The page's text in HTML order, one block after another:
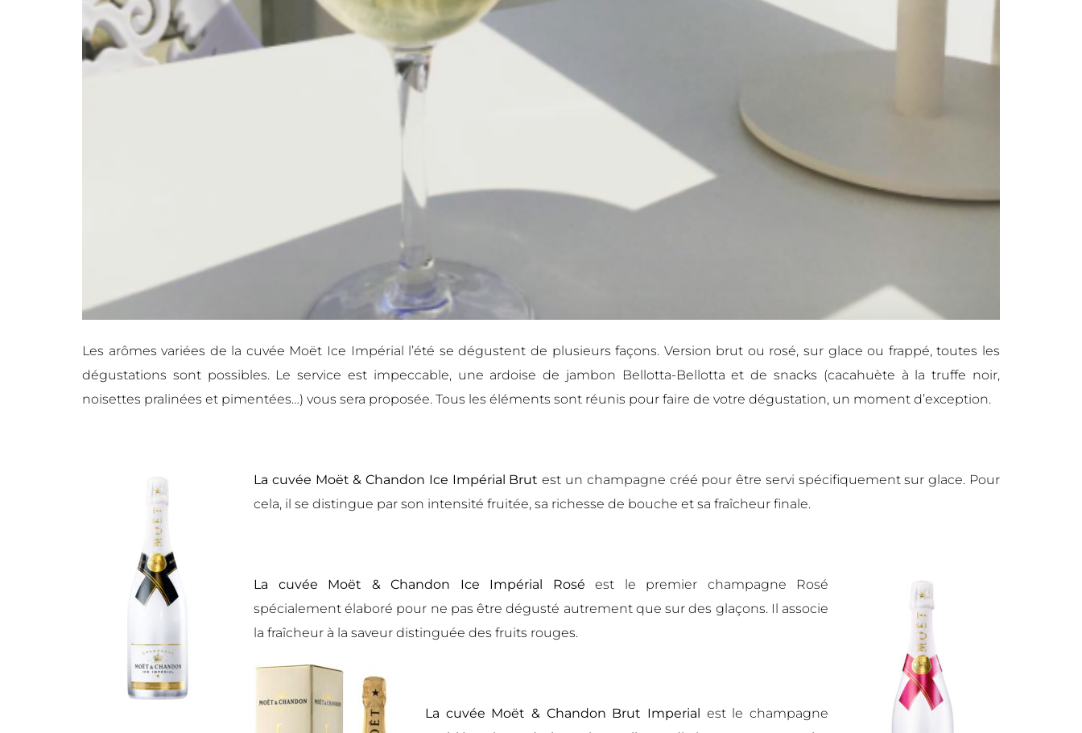
Les arômes variées de la cuvée Moët Ice Impérial l’été se dégustent de plusieurs façons. Version brut ou rosé, sur glace ou frappé, toutes les
dégustations sont possibles. Le service est impeccable, une ardoise de jambon Bellotta-Bellotta et de snacks (cacahuète à la truffe noir,
noisettes pralinées et pimentées…) vous sera proposée. Tous les éléments sont réunis pour faire de votre dégustation, un moment d’exception.
La cuvée Moët & Chandon Ice Impérial Brut est un champagne créé pour être servi spécifiquement sur glace. Pour
cela, il se distingue par son intensité fruitée, sa richesse de bouche et sa fraîcheur finale.
La cuvée Moët & Chandon Ice Impérial Rosé est le premier champagne Rosé
spécialement élaboré pour ne pas être dégusté autrement que sur des glaçons. Il associe
la fraîcheur à la saveur distinguée des fruits rouges.
La cuvée Moët & Chandon Brut Imperial est le champagne